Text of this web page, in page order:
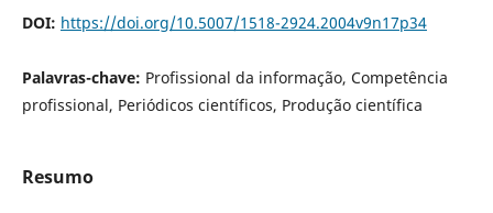
DOI: https://doi.org/10.5007/1518-2924.2004v9n17p34
Palavras-chave: Profissional da informação, Competência
profissional, Periódicos científicos, Produção científica
Resumo